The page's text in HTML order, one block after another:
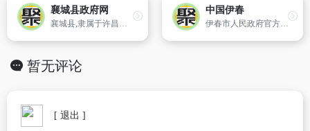
襄城县政府网
襄城县,隶属于许昌市,位于中原腹地,东倚伏牛山脉之首,西接黄淮平原东缘。现辖9镇7乡,448个行政村（社区）,总面积920平方公里,耕地保有量96.5万亩,基本农田面积82.1万亩,总人口86.21万,常住人口67.24万,城镇化率34.73%。境内除汉族外,还有回、满、蒙、瑶、壮等18个少数民族。
中国伊春
伊春市人民政府官方网站
暂无评论
[ 退出 ]